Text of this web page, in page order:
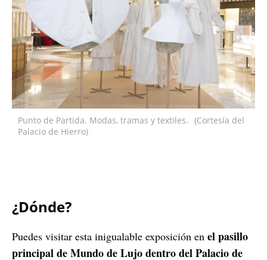
Punto de Partida. Modas, tramas y textiles. (Cortesía del
Palacio de Hierro)
¿Dónde?
Puedes visitar esta inigualable exposición en el pasillo
principal de Mundo de Lujo dentro del Palacio de